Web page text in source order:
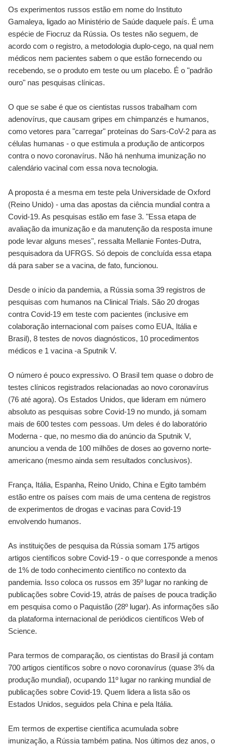
Os experimentos russos estão em nome do Instituto
Gamaleya, ligado ao Ministério de Saúde daquele país. É uma
espécie de Fiocruz da Rússia. Os testes não seguem, de
acordo com o registro, a metodologia duplo-cego, na qual nem
médicos nem pacientes sabem o que estão fornecendo ou
recebendo, se o produto em teste ou um placebo. É o "padrão
ouro" nas pesquisas clínicas.
O que se sabe é que os cientistas russos trabalham com
adenovírus, que causam gripes em chimpanzés e humanos,
como vetores para "carregar" proteínas do Sars-CoV-2 para as
células humanas - o que estimula a produção de anticorpos
contra o novo coronavírus. Não há nenhuma imunização no
calendário vacinal com essa nova tecnologia.
A proposta é a mesma em teste pela Universidade de Oxford
(Reino Unido) - uma das apostas da ciência mundial contra a
Covid-19. As pesquisas estão em fase 3. "Essa etapa de
avaliação da imunização e da manutenção da resposta imune
pode levar alguns meses", ressalta Mellanie Fontes-Dutra,
pesquisadora da UFRGS. Só depois de concluída essa etapa
dá para saber se a vacina, de fato, funcionou.
Desde o início da pandemia, a Rússia soma 39 registros de
pesquisas com humanos na Clinical Trials. São 20 drogas
contra Covid-19 em teste com pacientes (inclusive em
colaboração internacional com países como EUA, Itália e
Brasil), 8 testes de novos diagnósticos, 10 procedimentos
médicos e 1 vacina -a Sputnik V.
O número é pouco expressivo. O Brasil tem quase o dobro de
testes clínicos registrados relacionadas ao novo coronavírus
(76 até agora). Os Estados Unidos, que lideram em número
absoluto as pesquisas sobre Covid-19 no mundo, já somam
mais de 600 testes com pessoas. Um deles é do laboratório
Moderna - que, no mesmo dia do anúncio da Sputnik V,
anunciou a venda de 100 milhões de doses ao governo norte-
americano (mesmo ainda sem resultados conclusivos).
França, Itália, Espanha, Reino Unido, China e Egito também
estão entre os países com mais de uma centena de registros
de experimentos de drogas e vacinas para Covid-19
envolvendo humanos.
As instituições de pesquisa da Rússia somam 175 artigos
artigos científicos sobre Covid-19 - o que corresponde a menos
de 1% de todo conhecimento científico no contexto da
pandemia. Isso coloca os russos em 35º lugar no ranking de
publicações sobre Covid-19, atrás de países de pouca tradição
em pesquisa como o Paquistão (28º lugar). As informações são
da plataforma internacional de periódicos científicos Web of
Science.
Para termos de comparação, os cientistas do Brasil já contam
700 artigos científicos sobre o novo coronavírus (quase 3% da
produção mundial), ocupando 11º lugar no ranking mundial de
publicações sobre Covid-19. Quem lidera a lista são os
Estados Unidos, seguidos pela China e pela Itália.
Em termos de expertise científica acumulada sobre
imunização, a Rússia também patina. Nos últimos dez anos, o